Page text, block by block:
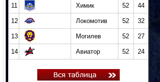
11 Химик 52 44
12 Локомотив 52 32
13 Могилев 52 27
14 Авиатор 52 24